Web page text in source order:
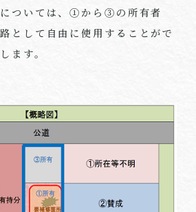
ついては、①から③の所有者
として自由に使用することがで
ます。